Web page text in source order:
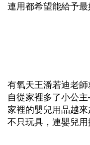
連用都希望能給予最
有氧天王潘若迪老
自從家裡多了小公
家裡的嬰兒用品越來
不只玩具，連嬰兒